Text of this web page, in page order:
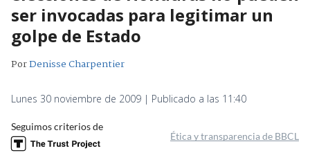
ser invocadas para legitimar un
golpe de Estado
PorDenisse Charpentier
Lunes 30 noviembre de 2009 | Publicado a las 11:40
Seguimos criterios de
Ética y transparencia de BBCL